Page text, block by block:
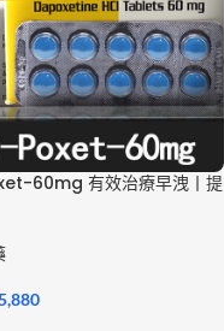
60mg 有效治療早洩丨提